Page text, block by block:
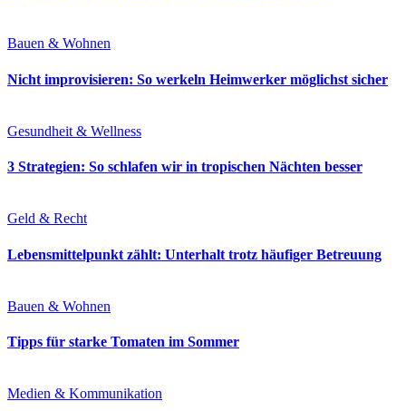
Bauen & Wohnen
Nicht improvisieren: So werkeln Heimwerker möglichst sicher
Gesundheit & Wellness
3 Strategien: So schlafen wir in tropischen Nächten besser
Geld & Recht
Lebensmittelpunkt zählt: Unterhalt trotz häufiger Betreuung
Bauen & Wohnen
Tipps für starke Tomaten im Sommer
Medien & Kommunikation